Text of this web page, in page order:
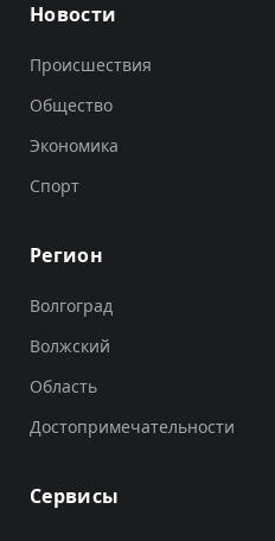
Новости
Происшествия
Общество
Экономика
Спорт
Регион
Волгоград
Волжский
Область
Достопримечательности
Сервисы